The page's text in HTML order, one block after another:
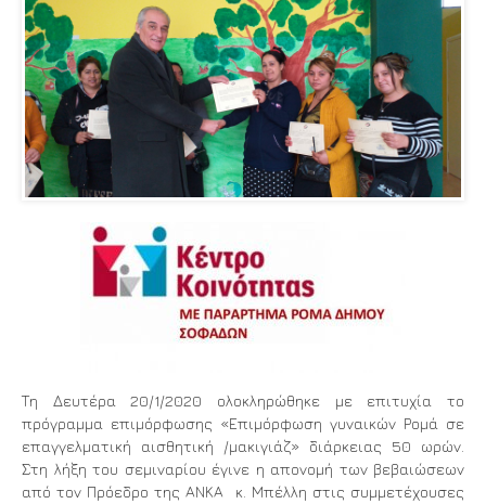
Τη Δευτέρα 20/1/2020 ολοκληρώθηκε με επιτυχία το
πρόγραμμα επιμόρφωσης «Επιμόρφωση γυναικών Ρομά σε
επαγγελματική αισθητική /μακιγιάζ» διάρκειας 50 ωρών.
Στη λήξη του σεμιναρίου έγινε η απονομή των βεβαιώσεων
από τον Πρόεδρο της ΑΝΚΑ κ. Μπέλλη στις συμμετέχουσες